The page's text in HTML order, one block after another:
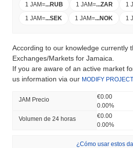
1 JAM=...RUB 1 JAM=...ZAR 1
1 JAM=...SEK 1 JAM=...NOK 1
According to our knowledge currently
Exchanges/Markets for Jamaica.
If you are aware of an active market
us information via our MODIFY PROJECT
JAM Precio
€0.00
0.00%
Volumen de 24 horas
€0.00
0.00%
¿Cómo usar estos